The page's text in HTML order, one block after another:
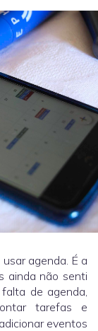
agenda. É a
ainda não senti
de agenda,
tarefas e
eventos